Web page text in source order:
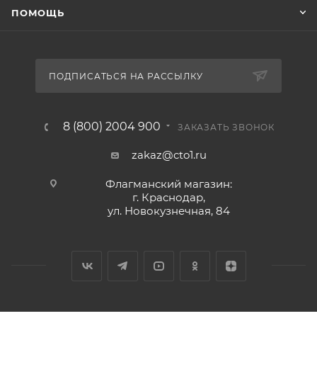
ПОМОЩЬ
ПОДПИСАТЬСЯ НА РАССЫЛКУ
8 (800) 2004 900 ЗАКАЗАТЬ ЗВОНОК
zakaz@cto1.ru
Флагманский магазин:
г. Краснодар,
ул. Новокузнечная, 84